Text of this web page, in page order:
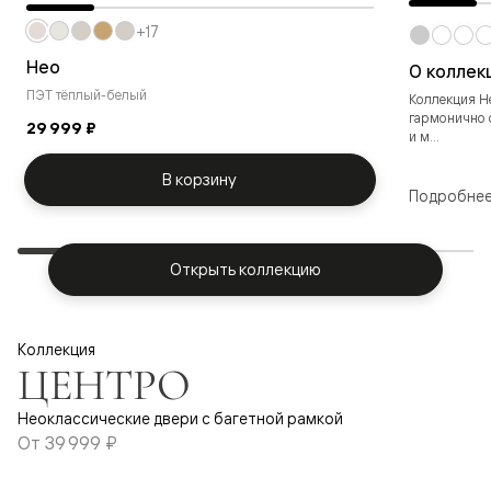
Нео
ПЭТ тёплый-белый
29 999 ₽
+17
В корзину
О
Коллекция
гармонично
и м...
Открыть коллекцию
Коллекция
ЦЕНТРО
Неоклассические двери с багетной рамкой
От 39 999 ₽